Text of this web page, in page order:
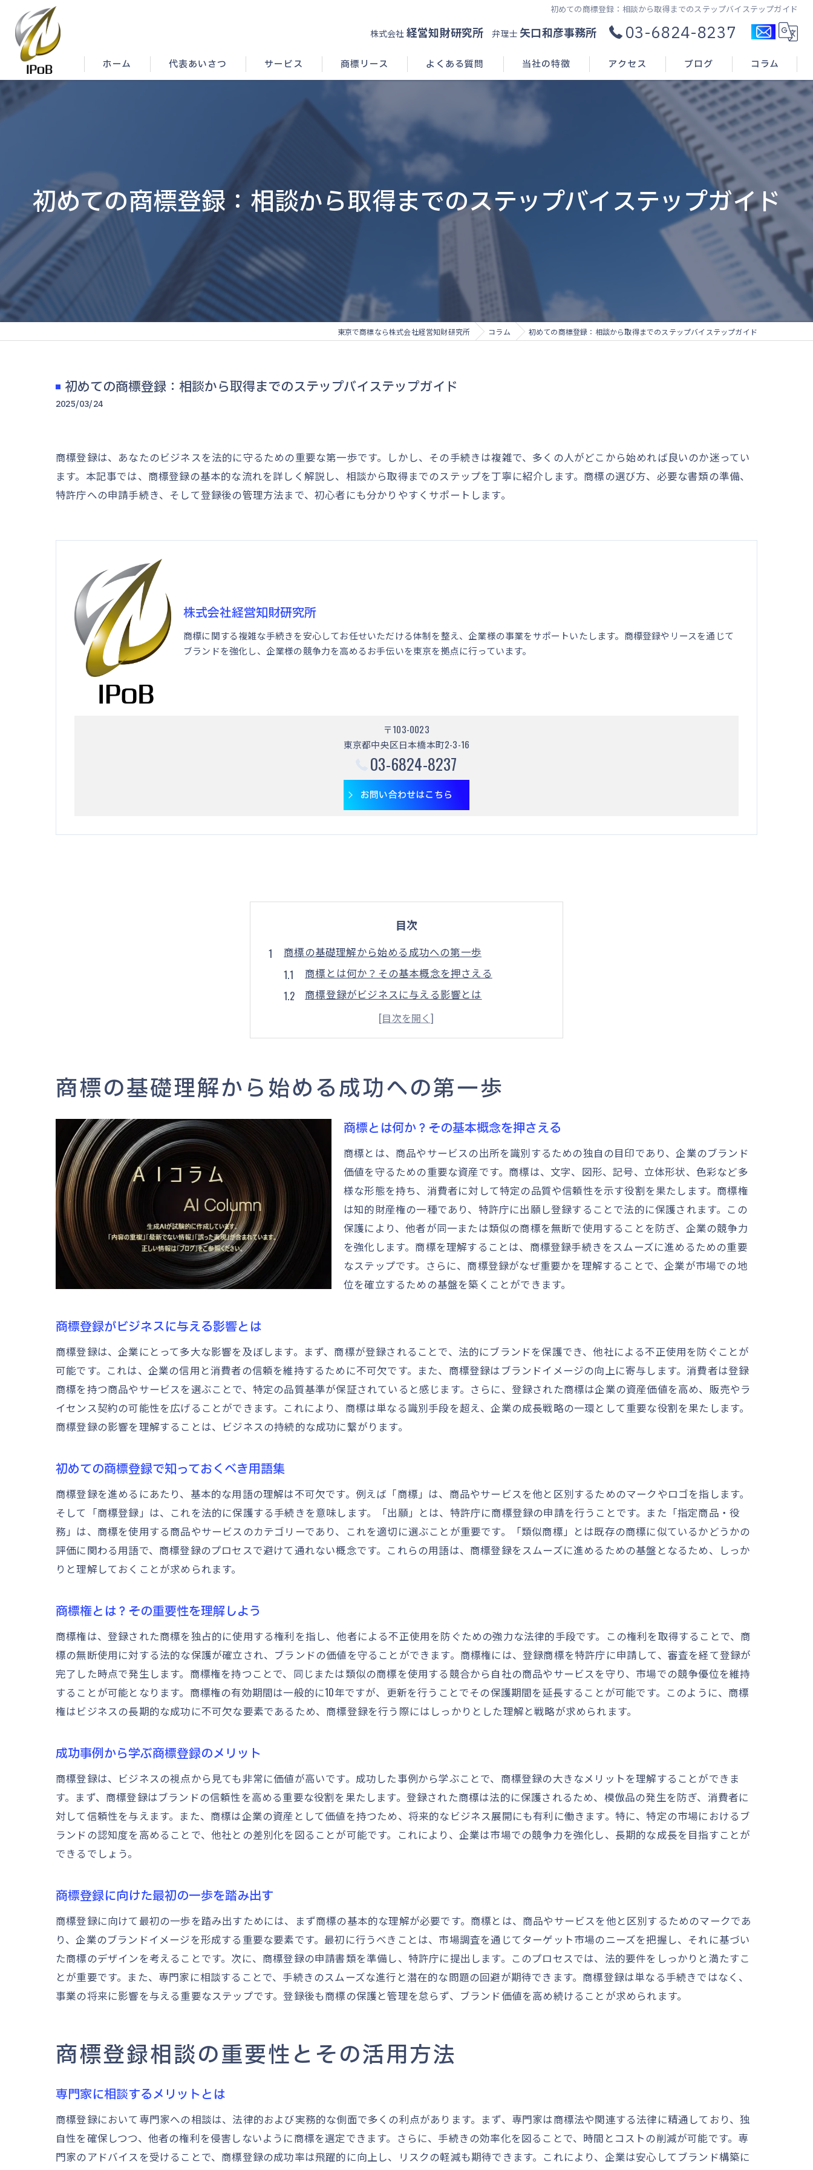
初めての商標登録：相談から取得までのステップバイステップガイド
株式会社 経営知財研究所 弁理士 矢口和彦事務所 03-6824-8237
ホーム 代表あいさつ サービス 商標リース よくある質問 当社の特徴 アクセス ブログ コラム
初めての商標登録：相談から取得までのステップバイステップガイド
東京で商標なら株式会社経営知財研究所 コラム 初めての商標登録：相談から取得までのステップバイステップガイド
初めての商標登録：相談から取得までのステップバイステップガイド
2025/03/24
商標登録は、あなたのビジネスを法的に守るための重要な第一歩です。しかし、その手続きは複雑で、多くの人がどこから始めれば良いのか迷ってい
ます。本記事では、商標登録の基本的な流れを詳しく解説し、相談から取得までのステップを丁寧に紹介します。商標の選び方、必要な書類の準備、
特許庁への申請手続き、そして登録後の管理方法まで、初心者にも分かりやすくサポートします。
株式会社経営知財研究所
商標に関する複雑な手続きを安心してお任せいただける体制を整え、企業様の事業をサポートいたします。商標登録やリースを通じて
ブランドを強化し、企業様の競争力を高めるお手伝いを東京を拠点に行っています。
〒103-0023
東京都中央区日本橋本町2-3-16
03-6824-8237
お問い合わせはこちら
目次
商標の基礎理解から始める成功への第一歩
商標とは何か？その基本概念を押さえる
商標登録がビジネスに与える影響とは
初めての商標登録で知っておくべき用語集
商標権とは？その重要性を理解しよう
商標登録に向けた最初の一歩を踏み出す
商標登録相談の重要性とその活用方法
専門家に相談するメリットとは
商標登録相談の流れとポイント
相談時に準備すべき資料と情報
商標登録の相談窓口の選び方
相談を通じて得られる商標戦略の構築
相談後に進めるべき次のステップ
商標選定のポイントと調査の進め方
商標選定で失敗しないためのポイント
他社商標との競合を避けるための調査方法
商標選定における法的リスクの回避
商標選定で気をつけるべき業種別ポイント
商標出願書類の作成手順と注意すべき点
商標出願書類に必要な情報とその書き方
商標出願の費用とその計算方法
書類作成を効率的に進めるためのツール活用
特許庁への商標申請プロセスを徹底解説
特許庁からの通知への対応方法
商標申請が不認可となった場合の対策
申請成功後の商標公開とその影響
商標登録後の管理方法とその重要性
商標権の有効期限と更新手続き
商標権侵害への対処法
商標更新の注意点と手順
商標権を活用したブランド強化策
トラブルを防ぐ商標登録のコツと注意事項
商標登録時に注意すべき法律の変更点
商標権の共有に関するリスク管理
商標戦略を見直すタイミングと方法
商標登録でビジネスを守るための具体策
商標登録を通じたブランド価値の向上
商標戦略の成功事例から学ぶビジネス伸長のヒント
商標の基礎理解から始める成功への第一歩
商標とは何か？その基本概念を押さえる
商標とは、商品やサービスの出所を識別するための独自の目印であり、企業のブランド
価値を守るための重要な資産です。商標は、文字、図形、記号、立体形状、色彩など多
様な形態を持ち、消費者に対して特定の品質や信頼性を示す役割を果たします。商標権
は知的財産権の一種であり、特許庁に出願し登録することで法的に保護されます。この
保護により、他者が同一または類似の商標を無断で使用することを防ぎ、企業の競争力
を強化します。商標を理解することは、商標登録手続きをスムーズに進めるための重要
なステップです。さらに、商標登録がなぜ重要かを理解することで、企業が市場での地
位を確立するための基盤を築くことができます。
商標登録がビジネスに与える影響とは
商標登録は、企業にとって多大な影響を及ぼします。まず、商標が登録されることで、法的にブランドを保護でき、他社による不正使用を防ぐことが
可能です。これは、企業の信用と消費者の信頼を維持するために不可欠です。また、商標登録はブランドイメージの向上に寄与します。消費者は登録
商標を持つ商品やサービスを選ぶことで、特定の品質基準が保証されていると感じます。さらに、登録された商標は企業の資産価値を高め、販売やラ
イセンス契約の可能性を広げることができます。これにより、商標は単なる識別手段を超え、企業の成長戦略の一環として重要な役割を果たします。
商標登録の影響を理解することは、ビジネスの持続的な成功に繋がります。
初めての商標登録で知っておくべき用語集
商標登録を進めるにあたり、基本的な用語の理解は不可欠です。例えば「商標」は、商品やサービスを他と区別するためのマークやロゴを指します。
そして「商標登録」は、これを法的に保護する手続きを意味します。「出願」とは、特許庁に商標登録の申請を行うことです。また「指定商品・役
務」は、商標を使用する商品やサービスのカテゴリーであり、これを適切に選ぶことが重要です。「類似商標」とは既存の商標に似ているかどうかの
評価に関わる用語で、商標登録のプロセスで避けて通れない概念です。これらの用語は、商標登録をスムーズに進めるための基盤となるため、しっか
りと理解しておくことが求められます。
商標権とは？その重要性を理解しよう
商標権は、登録された商標を独占的に使用する権利を指し、他者による不正使用を防ぐための強力な法律的手段です。この権利を取得することで、商
標の無断使用に対する法的な保護が確立され、ブランドの価値を守ることができます。商標権には、登録商標を特許庁に申請して、審査を経て登録が
完了した時点で発生します。商標権を持つことで、同じまたは類似の商標を使用する競合から自社の商品やサービスを守り、市場での競争優位を維持
することが可能となります。商標権の有効期間は一般的に10年ですが、更新を行うことでその保護期間を延長することが可能です。このように、商標
権はビジネスの長期的な成功に不可欠な要素であるため、商標登録を行う際にはしっかりとした理解と戦略が求められます。
成功事例から学ぶ商標登録のメリット
商標登録は、ビジネスの視点から見ても非常に価値が高いです。成功した事例から学ぶことで、商標登録の大きなメリットを理解することができま
す。まず、商標登録はブランドの信頼性を高める重要な役割を果たします。登録された商標は法的に保護されるため、模倣品の発生を防ぎ、消費者に
対して信頼性を与えます。また、商標は企業の資産として価値を持つため、将来的なビジネス展開にも有利に働きます。特に、特定の市場におけるブ
ランドの認知度を高めることで、他社との差別化を図ることが可能です。これにより、企業は市場での競争力を強化し、長期的な成長を目指すことが
できるでしょう。
商標登録に向けた最初の一歩を踏み出す
商標登録に向けて最初の一歩を踏み出すためには、まず商標の基本的な理解が必要です。商標とは、商品やサービスを他と区別するためのマークであ
り、企業のブランドイメージを形成する重要な要素です。最初に行うべきことは、市場調査を通じてターゲット市場のニーズを把握し、それに基づい
た商標のデザインを考えることです。次に、商標登録の申請書類を準備し、特許庁に提出します。このプロセスでは、法的要件をしっかりと満たすこ
とが重要です。また、専門家に相談することで、手続きのスムーズな進行と潜在的な問題の回避が期待できます。商標登録は単なる手続きではなく、
事業の将来に影響を与える重要なステップです。登録後も商標の保護と管理を怠らず、ブランド価値を高め続けることが求められます。
商標登録相談の重要性とその活用方法
専門家に相談するメリットとは
商標登録において専門家への相談は、法律的および実務的な側面で多くの利点があります。まず、専門家は商標法や関連する法律に精通しており、独
自性を確保しつつ、他者の権利を侵害しないように商標を選定できます。さらに、手続きの効率化を図ることで、時間とコストの削減が可能です。専
門家のアドバイスを受けることで、商標登録の成功率は飛躍的に向上し、リスクの軽減も期待できます。これにより、企業は安心してブランド構築に